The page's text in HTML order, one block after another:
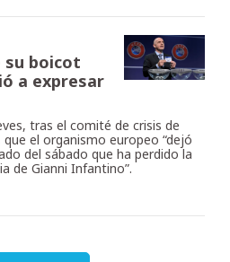
su boicot
a expresar
tras el comité de crisis de
el organismo europeo “dejó
del sábado que ha perdido la
de Gianni Infantino”.